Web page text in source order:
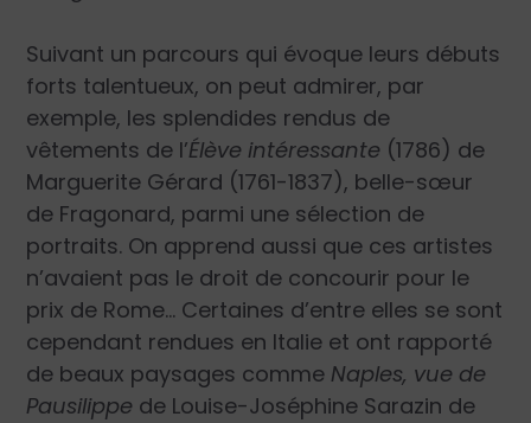
Suivant un parcours qui évoque leurs débuts
forts talentueux, on peut admirer, par
exemple, les splendides rendus de
vêtements de l’Élève intéressante (1786) de
Marguerite Gérard (1761-1837), belle-sœur
de Fragonard, parmi une sélection de
portraits. On apprend aussi que ces artistes
n’avaient pas le droit de concourir pour le
prix de Rome… Certaines d’entre elles se sont
cependant rendues en Italie et ont rapporté
de beaux paysages comme Naples, vue de
Pausilippe de Louise-Joséphine Sarazin de